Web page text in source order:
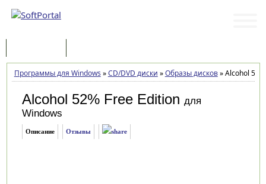
Программы для Windows »CD/DVD диски »Образы дисков»Alcohol
Alcohol 52% Free Edition для
Windows
Описание Отзывы